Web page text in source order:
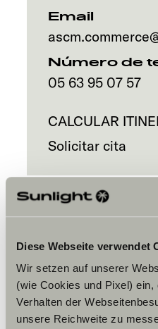
Diese Webseite verwendet
Wir setzen auf unserer
(wie Cookies und Pixel)
Verhalten der
unsere Reichweite zu
Email
Número de
05 63 95 07 57
CALCULAR
Solicitar cita
Hay que
marketing para